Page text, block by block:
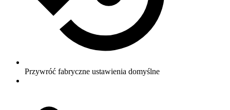
Przywróć fabryczne ustawienia domyślne